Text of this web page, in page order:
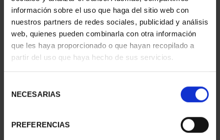
información sobre el uso que haga del sitio web con
nuestros partners de redes sociales, publicidad y análisis
web, quienes pueden combinarla con otra información
que les haya proporcionado o que hayan recopilado a
partir del uso que haya hecho de sus servicios.
NECESARIAS
PREFERENCIAS